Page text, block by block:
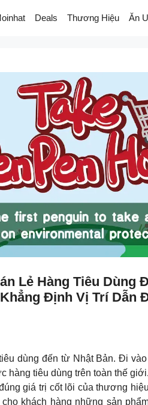
Deals Thương Hiệu Ăn
Lẻ Hàng Tiêu Dùng
Định Vị Trí Dẫn
dùng đến từ Nhật Bản. Đi
hàng tiêu dùng trên toàn thế
giá trị cốt lõi của thương
cho khách hàng những sản